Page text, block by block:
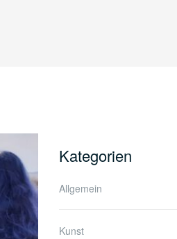
Kategorien
Allgemein
Kunst